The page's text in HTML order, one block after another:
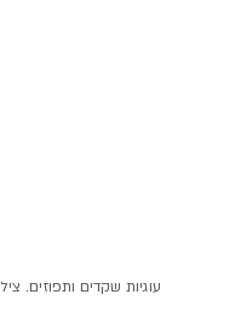
עוגיות שקדים ותפוזים.